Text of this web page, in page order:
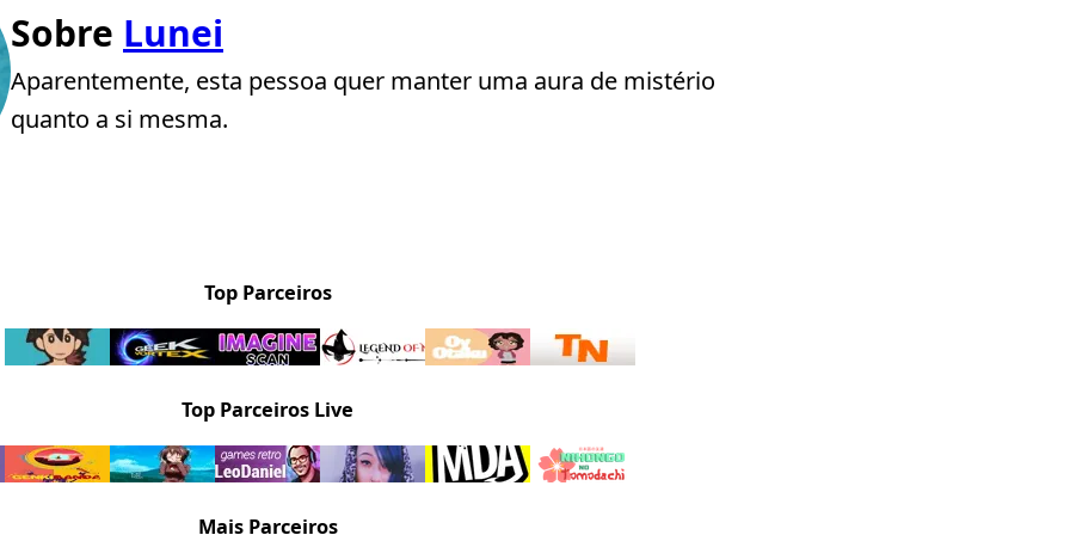
Sobre Lunei
Aparentemente, esta pessoa quer manter uma aura de mistério
quanto a si mesma.
Top Parceiros
Top Parceiros Live
Mais Parceiros